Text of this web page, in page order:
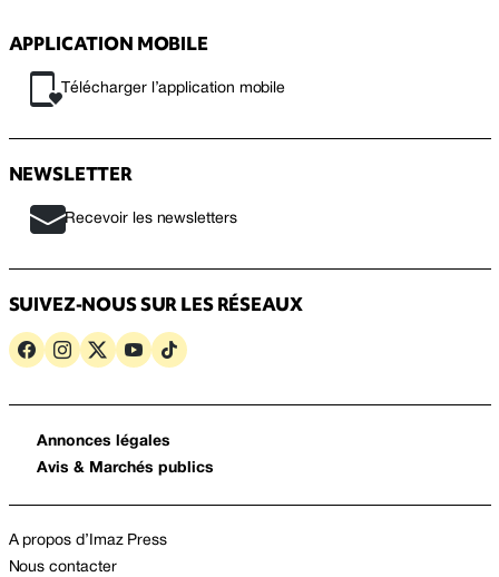
APPLICATION MOBILE
Télécharger l’application mobile
NEWSLETTER
Recevoir les newsletters
SUIVEZ-NOUS SUR LES RÉSEAUX
Annonces légales
Avis & Marchés publics
A propos d’Imaz Press
Nous contacter